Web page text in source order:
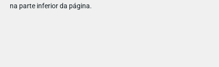
na parte inferior da página.